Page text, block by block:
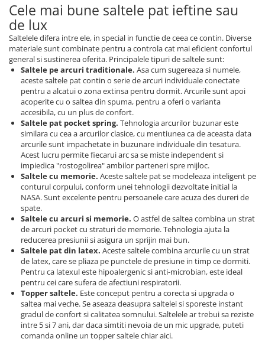
Cele mai bune saltele pat ieftine sau
de lux
Saltelele difera intre ele, in special in functie de ceea ce contin. Diverse
materiale sunt combinate pentru a controla cat mai eficient confortul
general si sustinerea oferita. Principalele tipuri de saltele sunt:
Saltele pe arcuri traditionale. Asa cum sugereaza si numele,
aceste saltele pat contin o serie de arcuri individuale conectate
pentru a alcatui o zona extinsa pentru dormit. Arcurile sunt apoi
acoperite cu o saltea din spuma, pentru a oferi o varianta
accesibila, cu un plus de confort.
Saltele pat pocket spring. Tehnologia arcurilor buzunar este
similara cu cea a arcurilor clasice, cu mentiunea ca de aceasta data
arcurile sunt impachetate in buzunare individuale din tesatura.
Acest lucru permite fiecarui arc sa se miste independent si
impiedica "rostogolirea" ambilor parteneri spre mijloc.
Saltele cu memorie. Aceste saltele pat se modeleaza inteligent pe
conturul corpului, conform unei tehnologii dezvoltate initial la
NASA. Sunt excelente pentru persoanele care acuza des dureri de
spate.
Saltele cu arcuri si memorie. O astfel de saltea combina un strat
de arcuri pocket cu straturi de memorie. Tehnologia ajuta la
reducerea presiunii si asigura un sprijin mai bun.
Saltele pat din latex. Aceste saltele combina arcurile cu un strat
de latex, care se pliaza pe punctele de presiune in timp ce dormiti.
Pentru ca latexul este hipoalergenic si anti-microbian, este ideal
pentru cei care sufera de afectiuni respiratorii.
Topper saltele. Este conceput pentru a corecta si upgrada o
saltea mai veche. Se aseaza deasupra saltelei si sporeste instant
gradul de confort si calitatea somnului. Saltelele ar trebui sa reziste
intre 5 si 7 ani, dar daca simtiti nevoia de un mic upgrade, puteti
comanda online un topper saltele chiar aici.